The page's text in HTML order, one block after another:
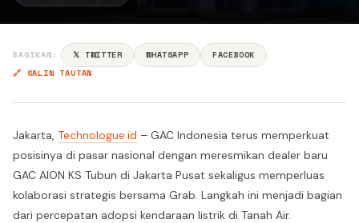
BAGIKAN: 𝕏 TWITTER WHATSAPP
FACEBOOK
🔗 SALIN TAUTAN
Jakarta, Technologue.id – GAC Indonesia terus memperkuat
posisinya di pasar nasional dengan meresmikan dealer baru
GAC AION KS Tubun di Jakarta Pusat sekaligus memperluas
kolaborasi strategis bersama Grab. Langkah ini menjadi bagian
dari percepatan adopsi kendaraan listrik di Tanah Air.